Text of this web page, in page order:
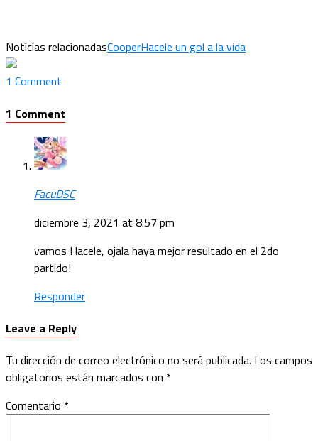
Noticias relacionadasCooperHacele un gol a la vida
1 Comment
1 Comment
FacuDSC
diciembre 3, 2021 at 8:57 pm
vamos Hacele, ojala haya mejor resultado en el 2do
partido!
Responder
Leave a Reply
Tu dirección de correo electrónico no será publicada. Los campos
obligatorios están marcados con *
Comentario *